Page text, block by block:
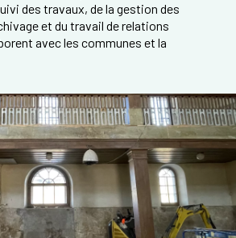
des travaux, de la gestion des
et du travail de relations
avec les communes et la